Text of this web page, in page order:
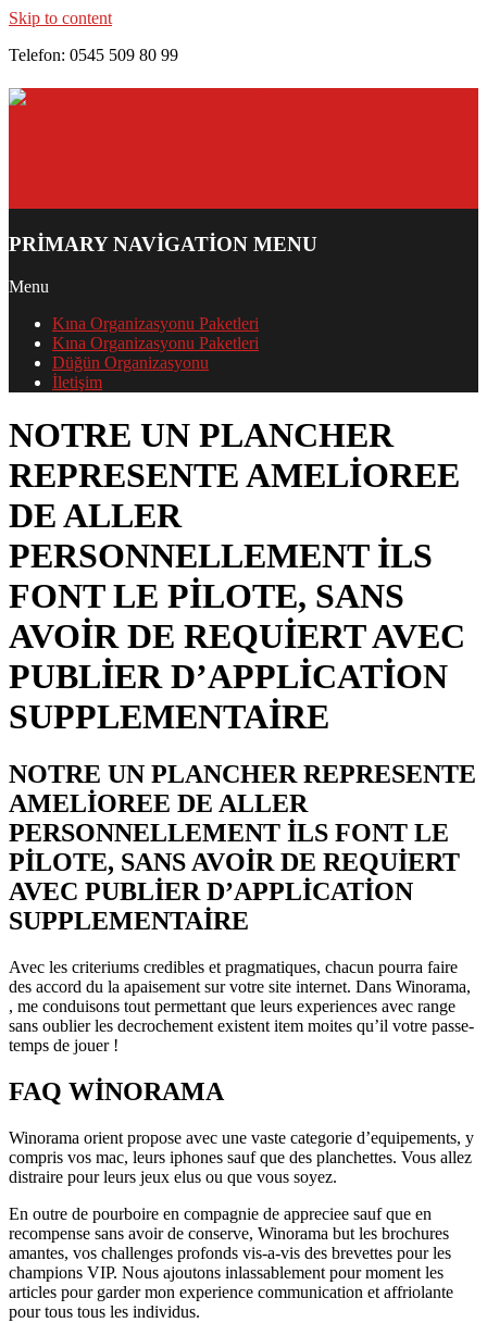
Skip to content
Telefon: 0545 509 80 99
PRIMARY NAVIGATION MENU
Menu
Kına Organizasyonu Paketleri
Kına Organizasyonu Paketleri
Düğün Organizasyonu
İletişim
NOTRE UN PLANCHER
REPRESENTE AMELIOREE
DE ALLER
PERSONNELLEMENT ILS
FONT LE PILOTE, SANS
AVOIR DE REQUIERT AVEC
PUBLIER D’APPLICATION
SUPPLEMENTAIRE
NOTRE UN PLANCHER REPRESENTE
AMELIOREE DE ALLER
PERSONNELLEMENT ILS FONT LE
PILOTE, SANS AVOIR DE REQUIERT
AVEC PUBLIER D’APPLICATION
SUPPLEMENTAIRE
Avec les criteriums credibles et pragmatiques, chacun pourra faire
des accord du la apaisement sur votre site internet. Dans Winorama,
, me conduisons tout permettant que leurs experiences avec range
sans oublier les decrochement existent item moites qu’il votre passe-
temps de jouer !
FAQ WINORAMA
Winorama orient propose avec une vaste categorie d’equipements, y
compris vos mac, leurs iphones sauf que des planchettes. Vous allez
distraire pour leurs jeux elus ou que vous soyez.
En outre de pourboire en compagnie de appreciee sauf que en
recompense sans avoir de conserve, Winorama but les brochures
amantes, vos challenges profonds vis-a-vis des brevettes pour les
champions VIP. Nous ajoutons inlassablement pour moment les
articles pour garder mon experience communication et affriolante
pour tous tous les individus.